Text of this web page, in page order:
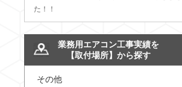
た！！
業務用エアコン工事実績を
【取付場所】から探す
その他